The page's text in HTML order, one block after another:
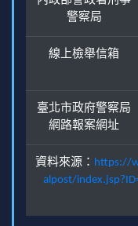
警察局
線上檢舉信箱
臺北市政府警察局
網路報案網址
資料來源： https://
alpost/